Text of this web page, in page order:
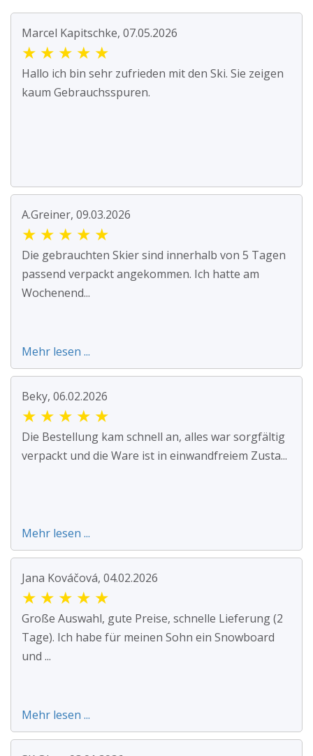
Marcel Kapitschke, 07.05.2026
★ ★ ★ ★ ★
Hallo ich bin sehr zufrieden mit den Ski. Sie zeigen
kaum Gebrauchsspuren.
A.Greiner, 09.03.2026
★ ★ ★ ★ ★
Die gebrauchten Skier sind innerhalb von 5 Tagen
passend verpackt angekommen. Ich hatte am
Wochenend...
Mehr lesen ...
Beky, 06.02.2026
★ ★ ★ ★ ★
Die Bestellung kam schnell an, alles war sorgfältig
verpackt und die Ware ist in einwandfreiem Zusta...
Mehr lesen ...
Jana Kováčová, 04.02.2026
★ ★ ★ ★ ★
Große Auswahl, gute Preise, schnelle Lieferung (2
Tage). Ich habe für meinen Sohn ein Snowboard
und ...
Mehr lesen ...